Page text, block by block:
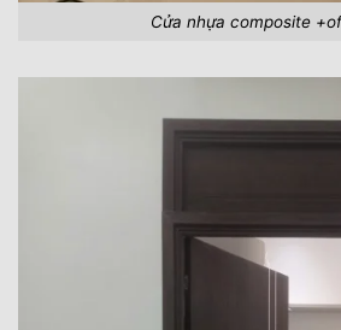
Cửa nhựa composite